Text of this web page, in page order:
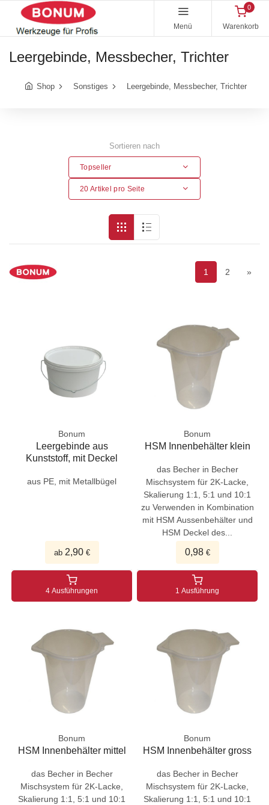
Menü
0
Warenkorb
Leergebinde, Messbecher, Trichter
Shop Sonstiges Leergebinde, Messbecher, Trichter
Sortieren nach
Topseller
20 Artikel pro Seite
1 2 »
Bonum
Leergebinde aus
Kunststoff, mit Deckel
aus PE, mit Metallbügel
ab 2,90€
4 Ausführungen
Bonum
HSM Innenbehälter klein
das Becher in Becher
Mischsystem für 2K-Lacke,
Skalierung 1:1, 5:1 und 10:1
zu Verwenden in Kombination
mit HSM Aussenbehälter und
HSM Deckel des...
0,98€
1 Ausführung
Bonum
HSM Innenbehälter mittel
das Becher in Becher
Mischsystem für 2K-Lacke,
Skalierung 1:1, 5:1 und 10:1
Bonum
HSM Innenbehälter gross
das Becher in Becher
Mischsystem für 2K-Lacke,
Skalierung 1:1, 5:1 und 10:1